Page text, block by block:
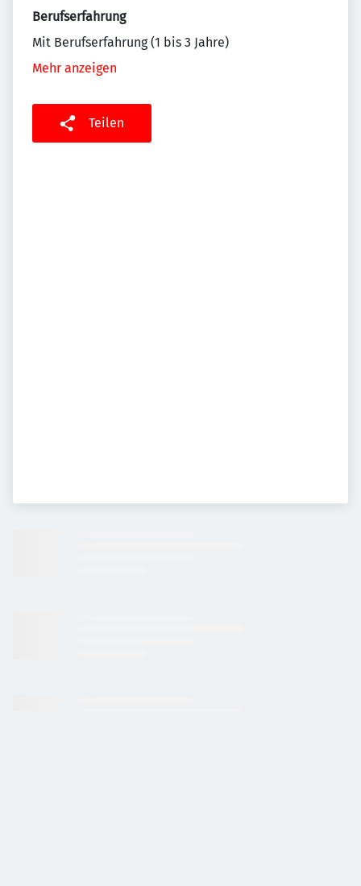
Berufserfahrung
Mit Berufserfahrung (1 bis 3 Jahre)
Mehr anzeigen
Teilen